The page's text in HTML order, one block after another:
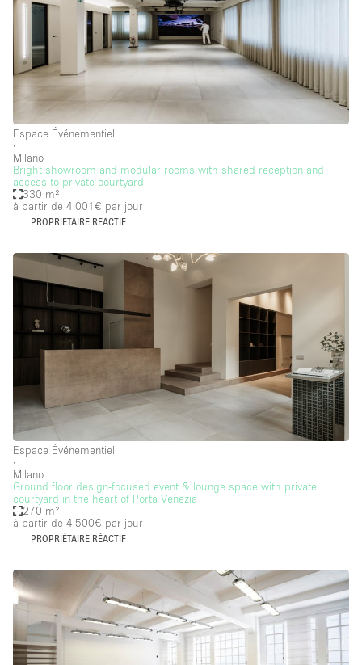
Espace Événementiel
∙
Milano
Bright showroom and modular rooms with shared reception and
access to private courtyard
330 m²
à partir de 4.001€ par jour
PROPRIÉTAIRE RÉACTIF
Espace Événementiel
∙
Milano
Ground floor design-focused event & lounge space with private
courtyard in the heart of Porta Venezia
270 m²
à partir de 4.500€ par jour
PROPRIÉTAIRE RÉACTIF